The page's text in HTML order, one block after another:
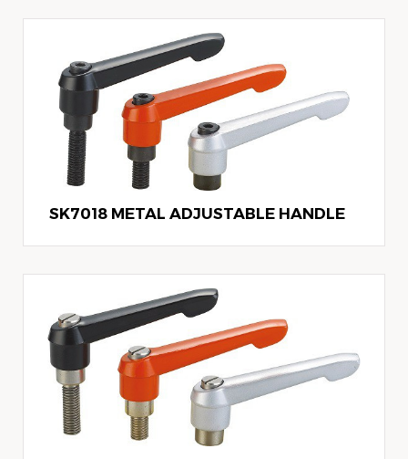
SK7018 METAL ADJUSTABLE HANDLE